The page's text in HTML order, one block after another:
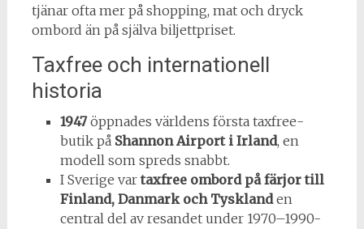
tjänar ofta mer på shopping, mat och dryck
ombord än på själva biljettpriset.
Taxfree och internationell
historia
1947öppnades världens första taxfree-
butik på Shannon Airport i Irland, en
modell som spreds snabbt.
I Sverige vartaxfree ombord på färjor till
Finland, Danmark och Tysklanden
central del av resandet under 1970–1990-